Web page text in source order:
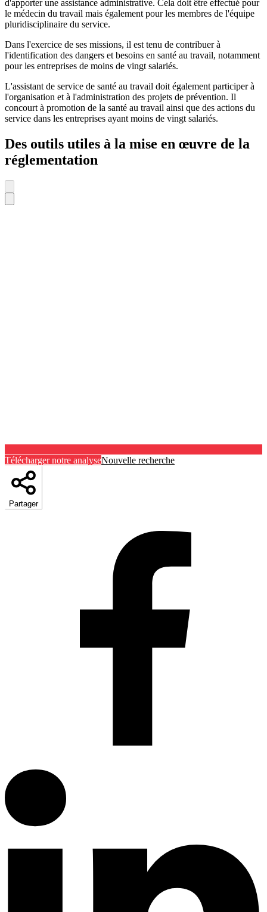
d'apporter une assistance administrative. Cela doit être effectué pour
le médecin du travail mais également pour les membres de l'équipe
pluridisciplinaire du service.
Dans l'exercice de ses missions, il est tenu de contribuer à
l'identification des dangers et besoins en santé au travail, notamment
pour les entreprises de moins de vingt salariés.
L'assistant de service de santé au travail doit également participer à
l'organisation et à l'administration des projets de prévention. Il
concourt à promotion de la santé au travail ainsi que des actions du
service dans les entreprises ayant moins de vingt salariés.
Des outils utiles à la mise en œuvre de la
réglementation
Télécharger notre analyseNouvelle recherche
Partager